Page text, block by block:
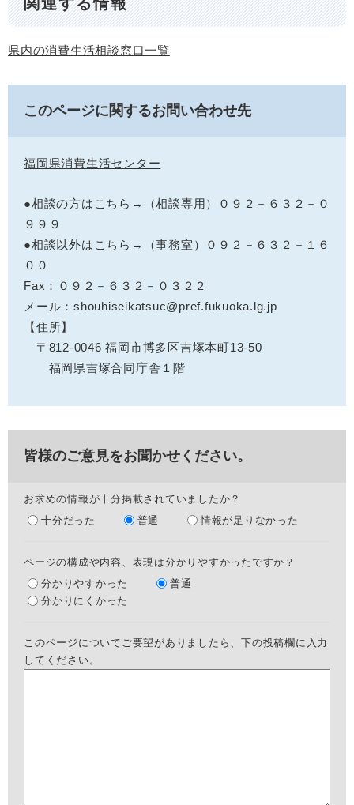
県内の消費生活相談窓口一覧
このページに関するお問い合わせ先
福岡県消費生活センター
●相談の方はこちら→（相談専用）０９２－６３２－０
９９９
●相談以外はこちら→（事務室）０９２－６３２－１６
００
Fax：０９２－６３２－０３２２
メール：shouhiseikatsuc@pref.fukuoka.lg.jp
【住所】
〒812-0046 福岡市博多区吉塚本町13-50
福岡県吉塚合同庁舎１階
皆様のご意見をお聞かせください。
お求めの情報が十分掲載されていましたか？
十分だった
普通 情報が足りなかった
ページの構成や内容、表現は分かりやすかったですか？
分かりやすかった
普通
分かりにくかった
このページについてご要望がありましたら、下の投稿欄に入力
してください。